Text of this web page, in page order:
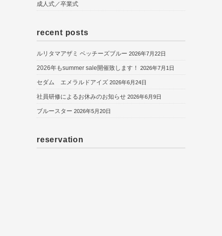
成人式／卒業式
recent posts
ルリタマアザミ ベッチーズブルー 2026年7月22日
2026年もsummer sale開催致します！ 2026年7月1日
セダム エメラルドアイズ 2026年6月24日
社員研修によるお休みのお知らせ 2026年6月9日
ブルースター 2026年5月20日
reservation